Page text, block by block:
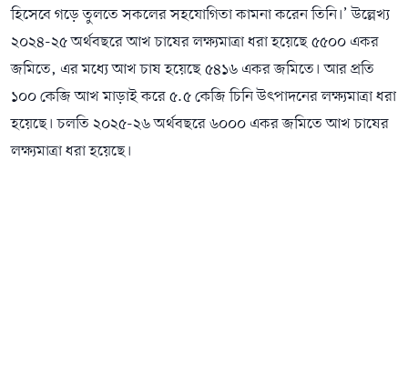
হিসেবে গড়ে তুলতে সকলের সহযোগিতা কামনা করেন তিনি।’ উল্লেখ্য
২০২৪-২৫ অর্থবছরে আখ চাষের লক্ষ্যমাত্রা ধরা হয়েছে ৫৫০০ একর
জমিতে, এর মধ্যে আখ চাষ হয়েছে ৫৪১৬ একর জমিতে। আর প্রতি
১০০ কেজি আখ মাড়াই করে ৫.৫ কেজি চিনি উৎপাদনের লক্ষ্যমাত্রা ধরা
হয়েছে। চলতি ২০২৫-২৬ অর্থবছরে ৬০০০ একর জমিতে আখ চাষের
লক্ষ্যমাত্রা ধরা হয়েছে।